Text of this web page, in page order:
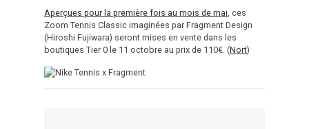
Aperçues pour la première fois au mois de mai , ces
Zoom Tennis Classic imaginées par Fragment Design
(Hiroshi Fujiwara) seront mises en vente dans les
boutiques Tier 0 le 11 octobre au prix de 110€. (Nort)